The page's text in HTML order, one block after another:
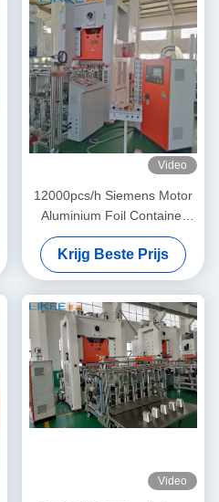
Video
12000pcs/h Siemens Motor
Aluminium Foil Container
Productie Lijn Met Hoge
Productiviteit
Krijg Beste Prijs
Video